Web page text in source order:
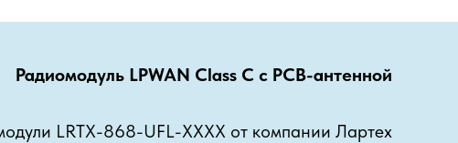
Радиомодуль LPWAN Class C с PCB-антенной
LRTX-868-UFL-XXXX от компании Лартех